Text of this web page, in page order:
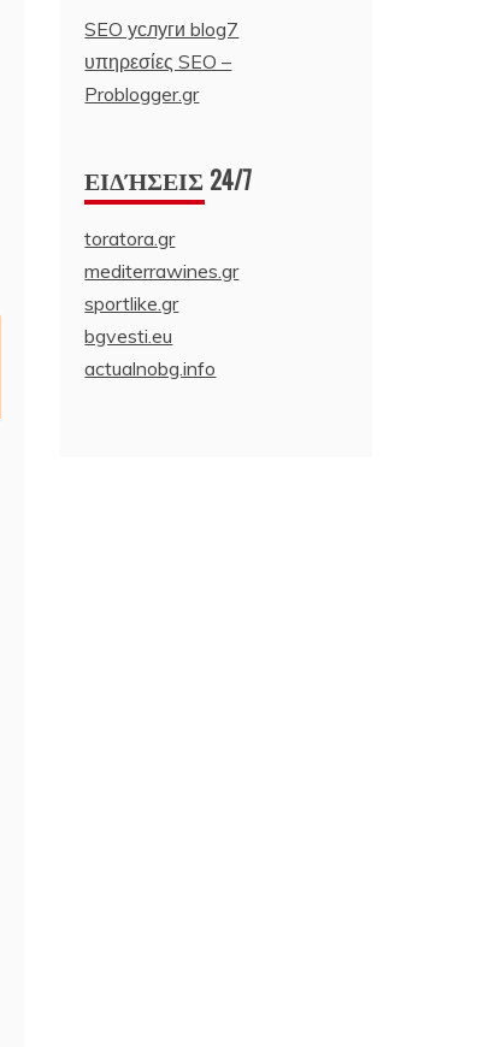
SEO услуги blog7
υπηρεσίες SEO –
Problogger.gr
ΕΙΔΉΣΕΙΣ 24/7
toratora.gr
mediterrawines.gr
sportlike.gr
bgvesti.eu
actualnobg.info